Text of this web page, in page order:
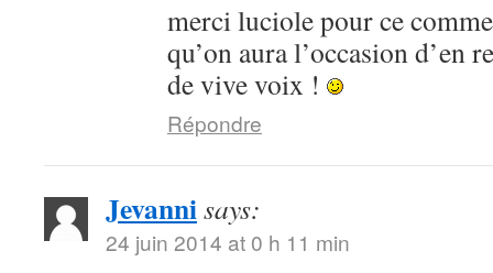
merci luciole pour ce
qu’on aura l’occasion d’en
de vive voix !
Répondre
Jevannisays:
24 juin 2014 at 0 h 11 min